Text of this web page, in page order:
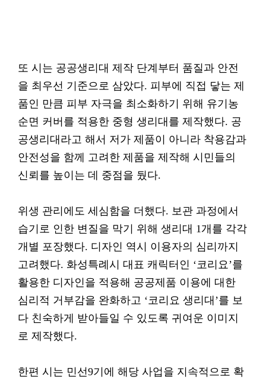
또 시는 공공생리대 제작 단계부터 품질과 안전
을 최우선 기준으로 삼았다. 피부에 직접 닿는 제
품인 만큼 피부 자극을 최소화하기 위해 유기농
순면 커버를 적용한 중형 생리대를 제작했다. 공
공생리대라고 해서 저가 제품이 아니라 착용감과
안전성을 함께 고려한 제품을 제작해 시민들의
신뢰를 높이는 데 중점을 뒀다.
위생 관리에도 세심함을 더했다. 보관 과정에서
습기로 인한 변질을 막기 위해 생리대 1개를 각각
개별 포장했다. 디자인 역시 이용자의 심리까지
고려했다. 화성특례시 대표 캐릭터인 ‘코리요’를
활용한 디자인을 적용해 공공제품 이용에 대한
심리적 거부감을 완화하고 ‘코리요 생리대’를 보
다 친숙하게 받아들일 수 있도록 귀여운 이미지
로 제작했다.
한편 시는 민선9기에 해당 사업을 지속적으로 확